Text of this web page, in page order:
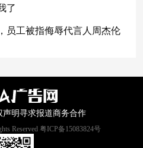
了
员工被指侮辱代言人周杰伦
声明寻求报道商务合作
Reserved 粤ICP备15083824号